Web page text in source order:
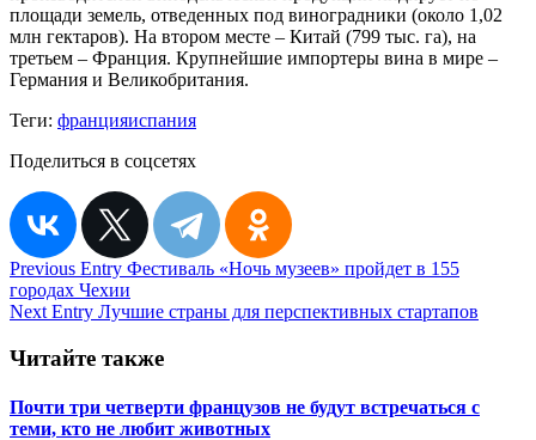
площади земель, отведенных под виноградники (около 1,02
млн гектаров). На втором месте – Китай (799 тыc. га), на
третьем – Франция. Крупнейшие импортеры вина в мире –
Германия и Великобритания.
Теги: францияиспания
Поделиться в соцсетях
Навигация
по
Previous Entry Фестиваль «Ночь музеев» пройдет в 155
городах Чехии
Next Entry Лучшие страны для перспективных стартапов
Читайте также
Почти три четверти французов не будут встречаться с
теми, кто не любит животных